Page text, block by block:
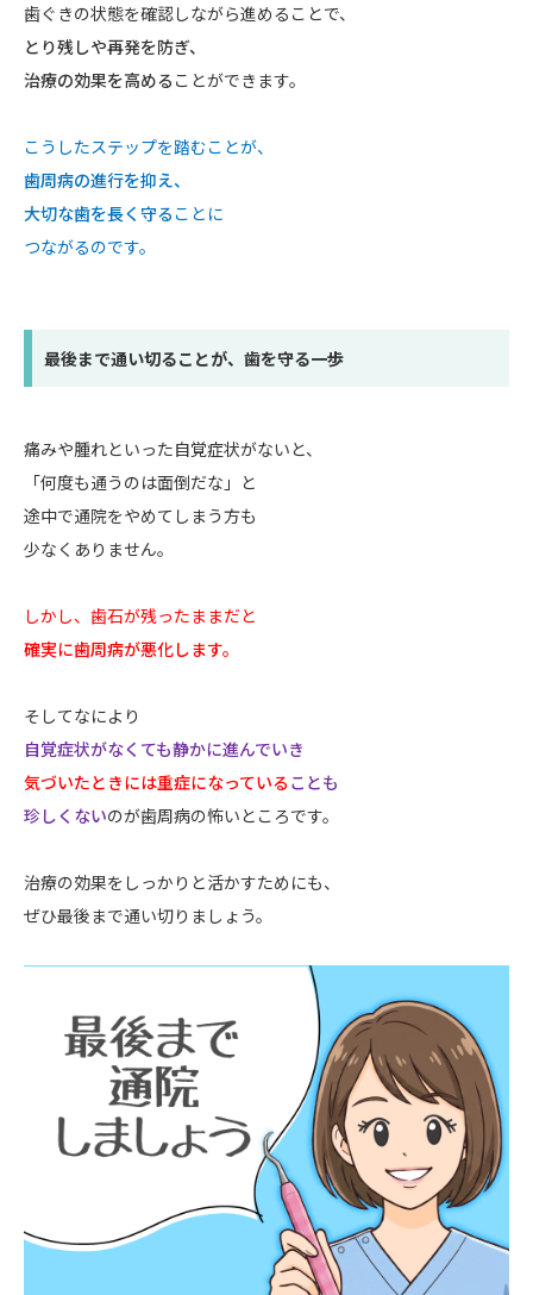
歯ぐきの状態を確認しながら進めることで、
とり残しや再発を防ぎ、
治療の効果を高める ことができます。
こうしたステップを踏むことが、
歯周病の進行を抑え、
大切な歯を長く守る ことに
つながるのです。
最後まで通い切ることが、歯を守る一歩
痛みや腫れといった自覚症状がないと、
「何度も通うのは面倒だな」と
途中で通院をやめてしまう方も
少なくありません。
しかし、歯石が残ったままだと
確実に歯周病が悪化します。
そしてなにより
自覚症状がなくても静かに進んでいき
気づいたときには重症になっている ことも
珍しくないのが歯周病の怖いところです。
治療の効果をしっかりと活かすためにも、
ぜひ最後まで通い切りましょう。